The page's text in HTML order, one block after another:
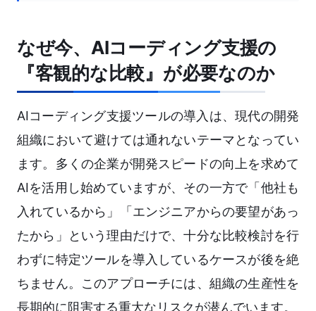
なぜ今、AIコーディング支援の
『客観的な比較』が必要なのか
AIコーディング支援ツールの導入は、現代の開発
組織において避けては通れないテーマとなってい
ます。多くの企業が開発スピードの向上を求めて
AIを活用し始めていますが、その一方で「他社も
入れているから」「エンジニアからの要望があっ
たから」という理由だけで、十分な比較検討を行
わずに特定ツールを導入しているケースが後を絶
ちません。このアプローチには、組織の生産性を
長期的に阻害する重大なリスクが潜んでいます。